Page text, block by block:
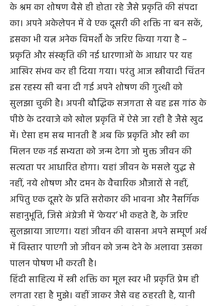
के श्रम का शोषण वैसे ही होता रहे जैसे प्रकृति की संपदा
का। अपने अकेलेपन में वे एक दूसरी की शक्ति ना बन सकें,
इसका भी यत्न अनेक विमर्शों के जरिए किया गया है –
प्रकृति और संस्कृति की नई धारणाओं के आधार पर यह
आखिर संभव कर ही दिया गया। परंतु आज स्त्रीवादी चिंतन
इस रहस्य सी बना दी गई अपने शोषण की गुत्थी को
सुलझा चुकी है। अपनी बौद्धिक सजगता से वह इस गांठ के
पीछे के दरवाजे को खोल प्रकृति में ऐसे जा रही है जैसे खुद
में। ऐसा हम सब मानती हैं अब कि प्रकृति और स्त्री का
मिलन एक नई सभ्यता को जन्म देगा जो मुक्त जीवन की
सत्यता पर आधारित होगा। यहां जीवन के मसले युद्ध से
नहीं, नये शोषण और दमन के वैचारिक औजारों से नहीं,
अपितु एक दूसरे के प्रति सरोकार की भावना और नैसर्गिक
सहानुभूति, जिसे अंग्रेजी में ‘केयर’ भी कहते हैं, के जरिए
सुलझाया जाएगा। यहां जीवन की वासना अपने सम्पूर्ण अर्थ
में विस्तार पाएगी जो जीवन को जन्म देने के अलावा उसका
पालन पोषण भी करती है।
हिंदी साहित्य में स्त्री शक्ति का मूल स्वर भी प्रकृति प्रेम ही
लगता रहा है मुझे। वहीं जाकर जैसे वह ठहरती है, यानी